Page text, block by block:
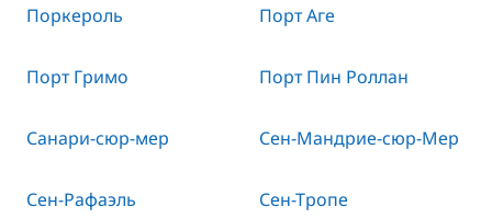
Поркероль Порт Аге
Порт Гримо Порт Пин Роллан
Санари-сюр-мер Сен-Мандрие-сюр-Мер
Сен-Рафаэль Сен-Тропе